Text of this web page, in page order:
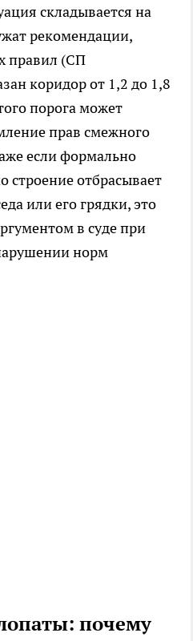
складывается на
рекомендации,
правил (СП
коридор от 1,2 до 1,8
порога может
прав смежного
если формально
строение отбрасывает
или его грядки, это
в суде при
норм
почему